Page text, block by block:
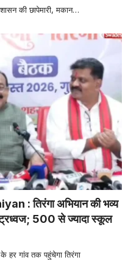
की छापेमारी, मकान…
: तिरंगा अभियान की भव्य
500 से ज्यादा स्कूल
गांव तक पहुंचेगा तिरंगा